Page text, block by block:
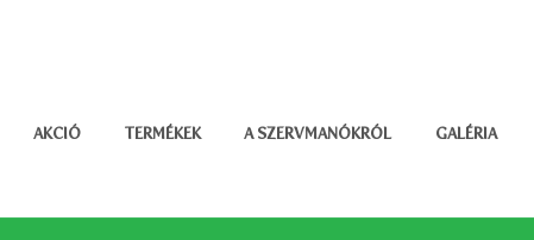
AKCIÓ TERMÉKEK A SZERVMANÓKRÓL GALÉRIA